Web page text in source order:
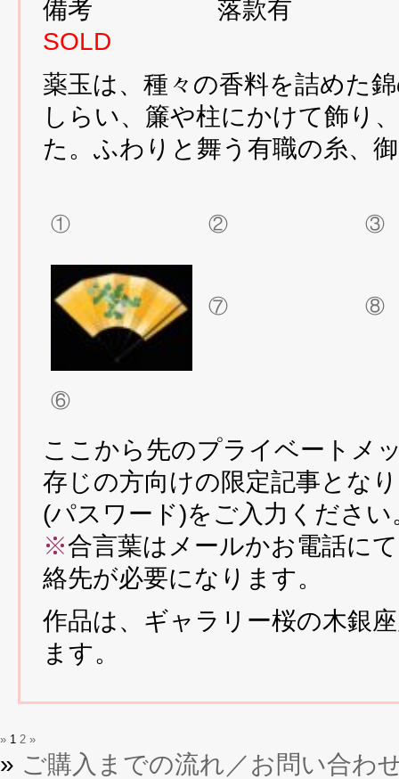
備考 落款有
SOLD
薬玉は、種々の香料を詰めた
しらい、簾や柱にかけて飾り
た。ふわりと舞う有職の糸、
① ② ③
⑥
⑦ ⑧
ここから先のプライベートメ
存じの方向けの限定記事とな
(パスワード)をご入力ください
※合言葉はメールかお電話に
絡先が必要になります。
作品は、ギャラリー桜の木銀
ます。
» 1 2 »
» ご購入までの流れ／お問い合わ